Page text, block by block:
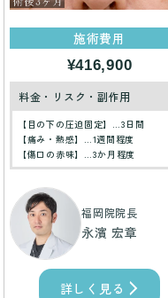
施術費用
¥416,900
料金・リスク・副作用
【目の下の圧迫固定】…3日間
【痛み・熱感】…1週間程度
【傷口の赤味】…3か月程度
福岡院院長
永濱 宏章
詳しく見る